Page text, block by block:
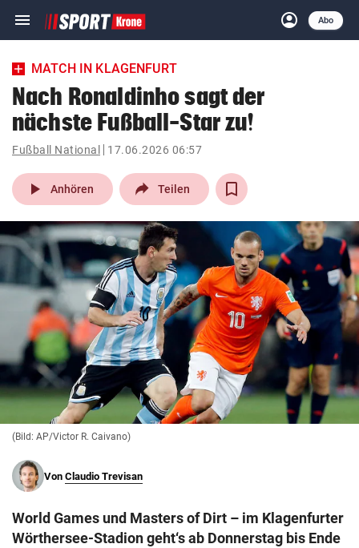
menu Navigation
ein-/ausklappen
account_circle
Anmelden
Abo
close Schließen
account_circle Anmelden
arrow_right
pin_drop
Wien arrow_right
bookmark
search
Suchbegriff
eingeben
© Krone Multimedia GmbH & Co KG 2026
Muthgasse 2, 1190 Wien
MATCH IN KLAGENFURT
Nach Ronaldinho sagt der
nächste Fußball-Star zu!
Fußball National 17.06.2026 06:57
play_arrow Anhören Teilen
(Bild: AP/Victor R. Caivano)
Von Claudio Trevisan
World Games und Masters of Dirt – im Klagenfurter
Wörthersee-Stadion geht‘s ab Donnerstag bis Ende